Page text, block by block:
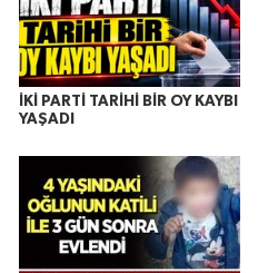
İKİ PARTİ TARİHİ BİR OY KAYBI
YAŞADI